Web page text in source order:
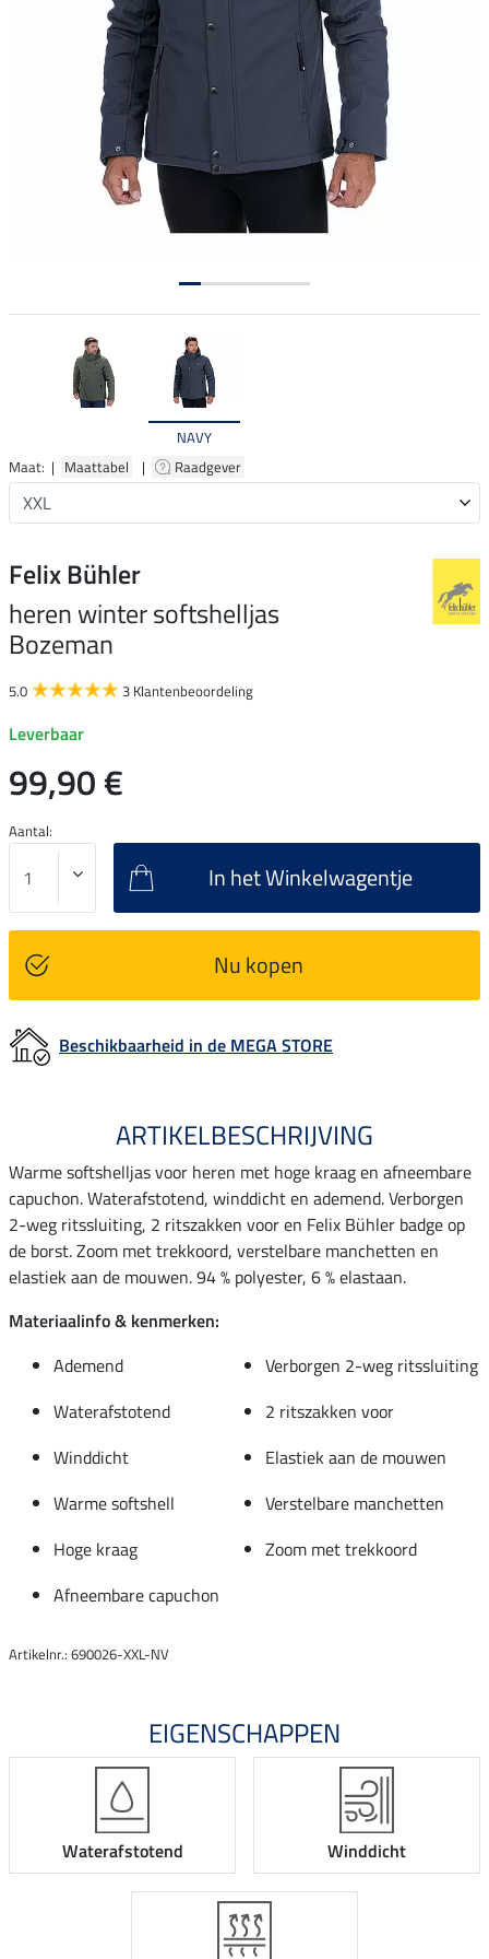
NAVY
Maat: | Maattabel | Raadgever
Felix Bühler
heren winter softshelljas
Bozeman
5.0 3 Klantenbeoordeling
Leverbaar
99,90 €
Aantal:
In het Winkelwagentje
Nu kopen
Beschikbaarheid in de MEGA STORE
ARTIKELBESCHRIJVING
Warme softshelljas voor heren met hoge kraag en afneembare
capuchon. Waterafstotend, winddicht en ademend. Verborgen
2-weg ritssluiting, 2 ritszakken voor en Felix Bühler badge op
de borst. Zoom met trekkoord, verstelbare manchetten en
elastiek aan de mouwen. 94 % polyester, 6 % elastaan.
Materiaalinfo & kenmerken:
Ademend
Verborgen 2-weg ritssluiting
Waterafstotend
2 ritszakken voor
Winddicht
Elastiek aan de mouwen
Warme softshell
Verstelbare manchetten
Hoge kraag
Zoom met trekkoord
Afneembare capuchon
Artikelnr.: 690026-XXL-NV
EIGENSCHAPPEN
Waterafstotend Winddicht